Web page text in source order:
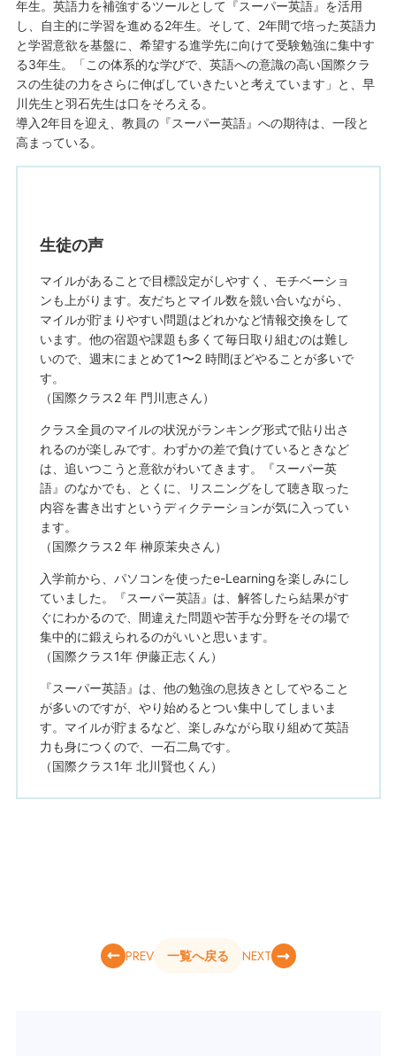
年生。英語力を補強するツールとして『スーパー英語』を活用
し、自主的に学習を進める2年生。そして、2年間で培った英語力
と学習意欲を基盤に、希望する進学先に向けて受験勉強に集中す
る3年生。「この体系的な学びで、英語への意識の高い国際クラ
スの生徒の力をさらに伸ばしていきたいと考えています」と、早
川先生と羽石先生は口をそろえる。
導入2年目を迎え、教員の『スーパー英語』への期待は、一段と
高まっている。
生徒の声
マイルがあることで目標設定がしやすく、モチベーショ
ンも上がります。友だちとマイル数を競い合いながら、
マイルが貯まりやすい問題はどれかなど情報交換をして
います。他の宿題や課題も多くて毎日取り組むのは難し
いので、週末にまとめて1〜2 時間ほどやることが多いで
す。
（国際クラス2 年 門川恵さん）
クラス全員のマイルの状況がランキング形式で貼り出さ
れるのが楽しみです。わずかの差で負けているときなど
は、追いつこうと意欲がわいてきます。『スーパー英
語』のなかでも、とくに、リスニングをして聴き取った
内容を書き出すというディクテーションが気に入ってい
ます。
（国際クラス2 年 榊原茉央さん）
入学前から、パソコンを使ったe-Learningを楽しみにし
ていました。『スーパー英語』は、解答したら結果がす
ぐにわかるので、間違えた問題や苦手な分野をその場で
集中的に鍛えられるのがいいと思います。
（国際クラス1年 伊藤正志くん）
『スーパー英語』は、他の勉強の息抜きとしてやること
が多いのですが、やり始めるとつい集中してしまいま
す。マイルが貯まるなど、楽しみながら取り組めて英語
力も身につくので、一石二鳥です。
（国際クラス1年 北川賢也くん）
PREV 一覧へ戻る NEXT